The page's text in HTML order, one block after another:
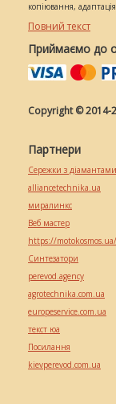
копіювання,
Повний текст
Приймаємо до
Copyright © 2014-
Партнери
Сережки з діамантами
alliancetechnika.ua
миралинкс
Веб мастер
https://motokosmos.ua/
Синтезатори
perevod.agency
agrotechnika.com.ua
europeservice.com.ua
текст юа
Посилання
kievperevod.com.ua